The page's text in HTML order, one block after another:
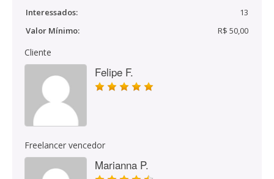
Interessados:
13
Valor Mínimo:
R$ 50,00
Cliente
Felipe F.
Freelancer vencedor
Marianna P.